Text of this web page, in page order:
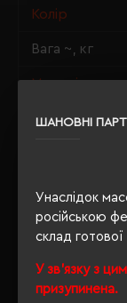
ШАНОВНІ
Унаслідок
російською
склад готової
У зв'язку з
призупинена.
Колір
Вага ~, кг
Матеріали
Стать
Щільність
Крій
Розпакування
упаковки